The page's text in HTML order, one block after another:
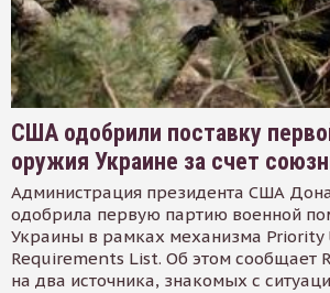
США одобрили поставку
оружия Украине за счет
Администрация президента США
одобрила первую партию военной
Украины в рамках механизма Priority
Requirements List. Об этом сообщает
на два источника, знакомых с